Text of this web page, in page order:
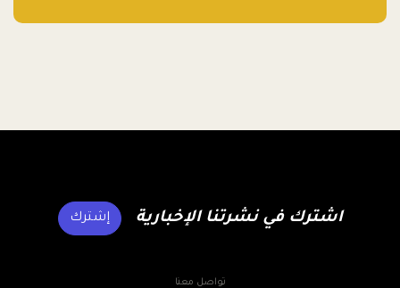
العالمية.
اشترك في نشرتنا الإخبارية إشترك
تواصل معنا